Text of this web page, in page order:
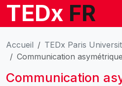
TEDx FR
Accueil
TEDx Paris
Communication asymétrique
Communication